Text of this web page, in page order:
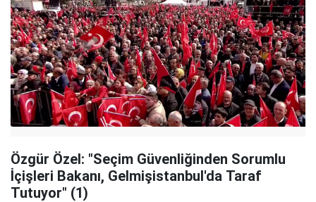
Özgür Özel: "Seçim Güvenliğinden Sorumlu
İçişleri Bakanı, Gelmişistanbul'da Taraf
Tutuyor" (1)